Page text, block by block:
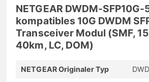
NETGEAR DWDM-SFP10G-
kompatibles 10G DWDM
Transceiver Modul (SMF,
40km, LC, DOM)
NETGEAR Originaler Typ